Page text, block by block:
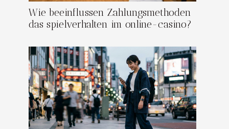
Wie beeinflussen Zahlungsmethoden
das spielverhalten im online-casino?